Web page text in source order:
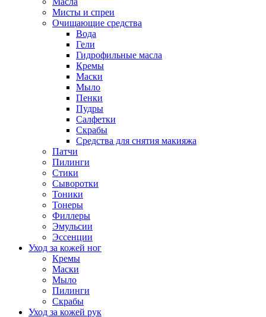
Мисты и спреи
Очищающие средства
Вода
Гели
Гидрофильные масла
Кремы
Маски
Мыло
Пенки
Пудры
Салфетки
Скрабы
Средства для снятия макияжа
Патчи
Пилинги
Стики
Сыворотки
Тоники
Тонеры
Филлеры
Эмульсии
Эссенции
Уход за кожей ног
Кремы
Маски
Мыло
Пилинги
Скрабы
Уход за кожей рук